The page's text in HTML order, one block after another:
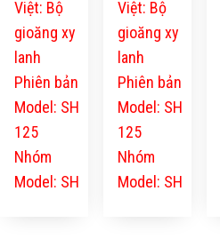
Việt: Bộ
gioăng xy
lanh
Phiên bản
Model: SH
125
Nhóm
Model: SH
Việt: Bộ
gioăng xy
lanh
Phiên bản
Model: SH
125
Nhóm
Model: SH